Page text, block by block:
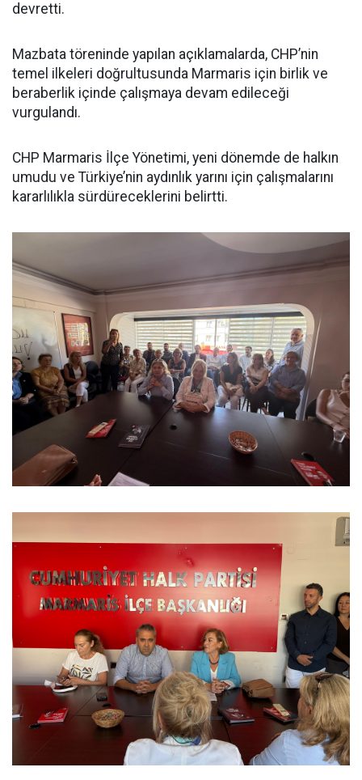
devretti.
Mazbata töreninde yapılan açıklamalarda, CHP’nin
temel ilkeleri doğrultusunda Marmaris için birlik ve
beraberlik içinde çalışmaya devam edileceği
vurgulandı.
CHP Marmaris İlçe Yönetimi, yeni dönemde de halkın
umudu ve Türkiye’nin aydınlık yarını için çalışmalarını
kararlılıkla sürdüreceklerini belirtti.